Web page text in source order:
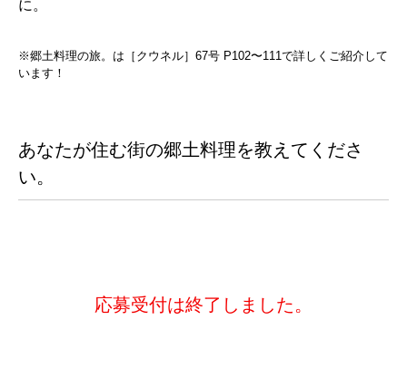
に。
※郷土料理の旅。は［クウネル］67号 P102〜111で詳しくご紹介して
います！
あなたが住む街の郷土料理を教えてくださ
い。
応募受付は終了しました。